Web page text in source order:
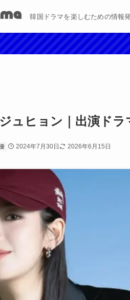
韓国ドラマを楽しむための情報
ュヒョン｜出演ド
2024年7月30日 2026年6月15日